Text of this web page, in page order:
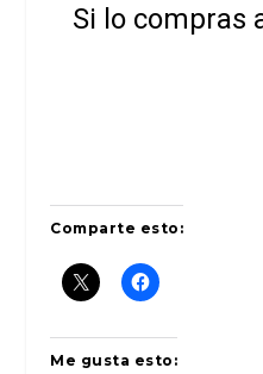
Si lo compras
Comparte esto:
Me gusta esto: